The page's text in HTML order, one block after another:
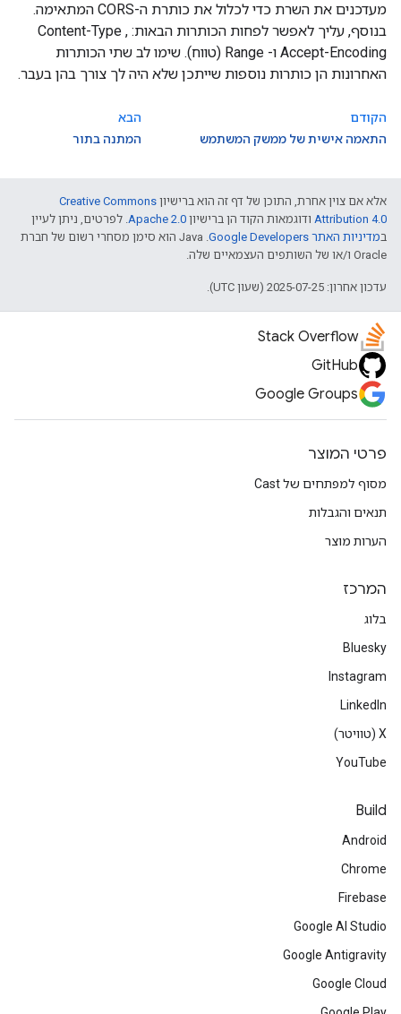
מעדכנים את השרת כדי לכלול את כותרת ה-CORS המתאימה.
בנוסף, עליך לאפשר לפחות הכותרות הבאות: Content-Type ,
Accept-Encoding ו- Range (טווח). שימו לב שתי הכותרות
האחרונות הן כותרות נוספות שייתכן שלא היה לך צורך בהן בעבר.
הקודם
התאמה אישית של ממשק המשתמש
הבא
המתנה בתור
אלא אם צוין אחרת, התוכן של דף זה הוא ברישיון Creative Commons
Attribution 4.0 ודוגמאות הקוד הן ברישיון Apache 2.0. לפרטים, ניתן לעיין
במדיניות האתר Google Developers‏
.‏ Java הוא סימן מסחרי רשום של חברת
Oracle ו/או של השותפים העצמאיים שלה.
עדכון אחרון: 2025-07-25 (שעון UTC).
Stack Overflow
GitHub
Google Groups
פרטי המוצר
מסוף למפתחים של Cast
תנאים והגבלות
הערות מוצר
המרכז
בלוג
Bluesky
Instagram
LinkedIn
‫X (טוויטר)
YouTube
Build
Android
Chrome
Firebase
Google AI Studio
Google Antigravity
Google Cloud